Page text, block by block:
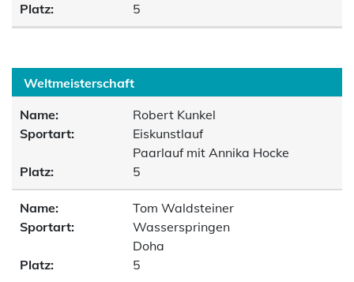
Platz:
5
Weltmeisterschaft
Name:
Robert Kunkel
Sportart:
Eiskunstlauf
Paarlauf mit Annika Hocke
Platz:
5
Name:
Tom Waldsteiner
Sportart:
Wasserspringen
Doha
Platz:
5